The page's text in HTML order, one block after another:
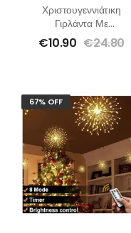
Χριστουγεννιάτικη
Γιρλάντα Με
Αστέρια-3m
€10.90 €24.80
67% OFF